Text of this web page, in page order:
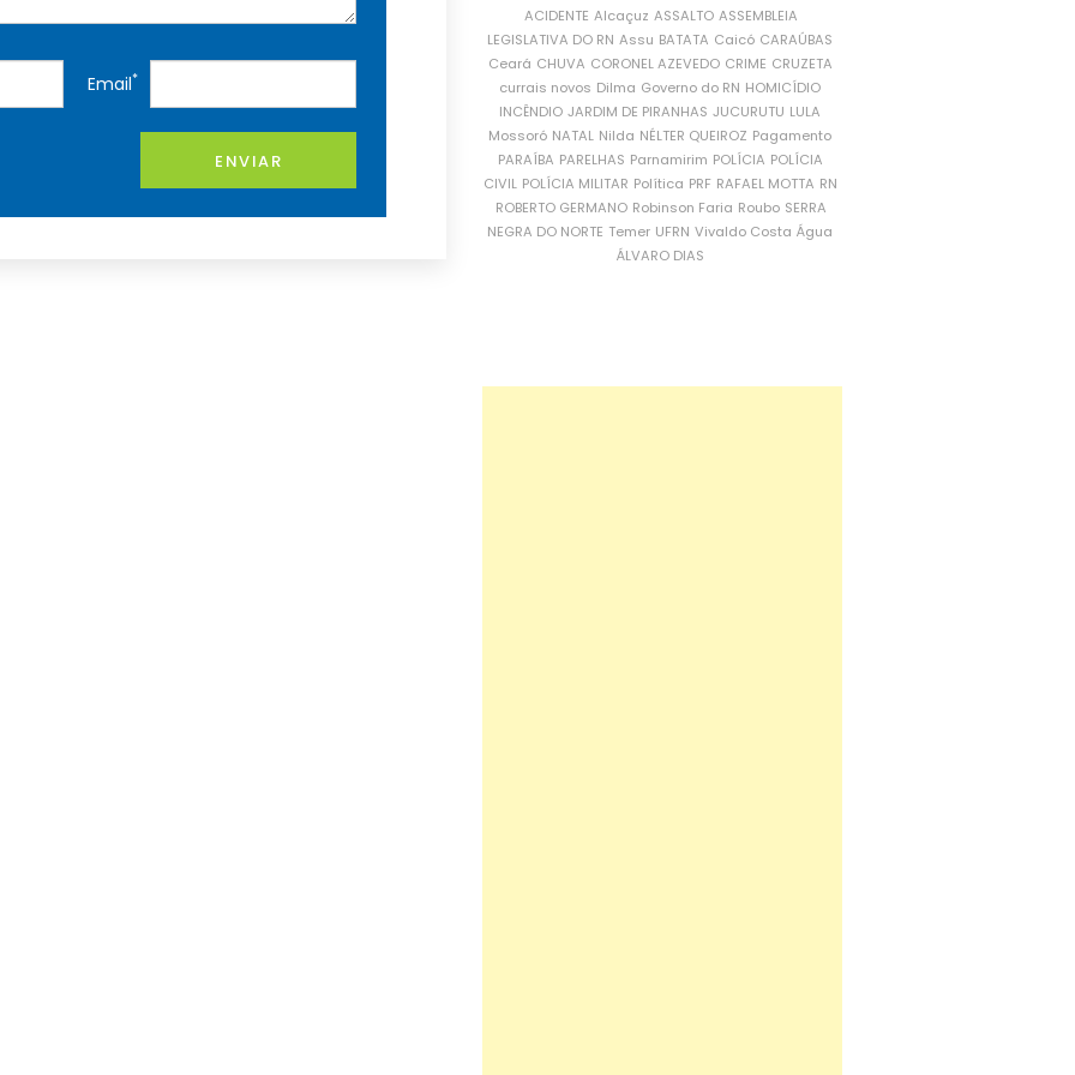
Email*
ENVIAR
ACIDENTE Alcaçuz ASSALTO ASSEMBLEIA
LEGISLATIVA DO RN Assu BATATA Caicó CARAÚBAS
Ceará CHUVA CORONEL AZEVEDO CRIME CRUZETA
currais novos Dilma Governo do RN HOMICÍDIO
INCÊNDIO JARDIM DE PIRANHAS JUCURUTU LULA
Mossoró NATAL Nilda NÉLTER QUEIROZ Pagamento
PARAÍBA PARELHAS Parnamirim POLÍCIA POLÍCIA
CIVIL POLÍCIA MILITAR Política PRF RAFAEL MOTTA RN
ROBERTO GERMANO Robinson Faria Roubo SERRA
NEGRA DO NORTE Temer UFRN Vivaldo Costa Água
ÁLVARO DIAS